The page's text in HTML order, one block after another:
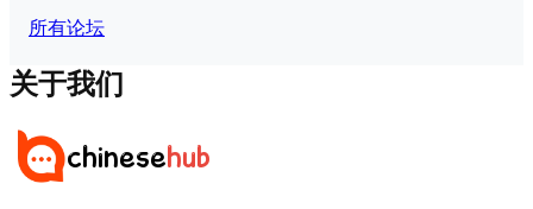
所有论坛
关于我们